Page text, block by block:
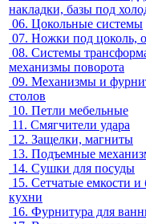
накладки, базы под
06. Цокольные системы
07. Ножки под цоколь,
08. Системы
механизмы поворота
09. Механизмы и
столов
10. Петли мебельные
11. Смягчители удара
12. Защелки, магниты
13. Подъемные
14. Сушки для посуды
15. Сетчатые емкости
кухни
16. Фурнитура для